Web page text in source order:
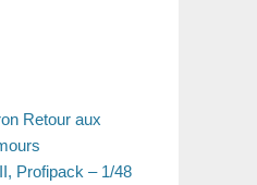
Retour aux
Profipack – 1/48